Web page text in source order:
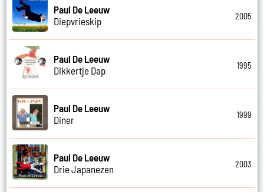
Paul De Leeuw
Diepvrieskip
2005
Paul De Leeuw
Dikkertje Dap
1995
Paul De Leeuw
Diner
1999
Paul De Leeuw
Drie Japanezen
2003